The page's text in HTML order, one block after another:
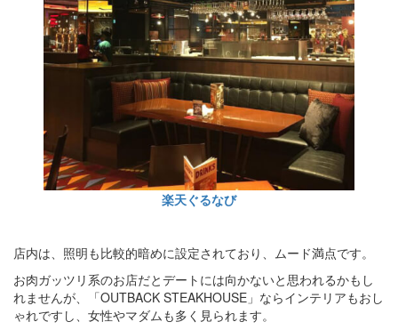
楽天ぐるなび
店内は、照明も比較的暗めに設定されており、ムード満点です。
お肉ガッツリ系のお店だとデートには向かないと思われるかもし
れませんが、「OUTBACK STEAKHOUSE」ならインテリアもおし
ゃれですし、女性やマダムも多く見られます。